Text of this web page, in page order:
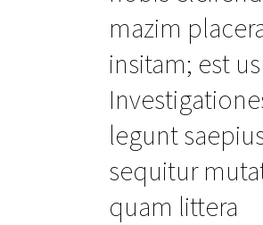
mazim
insitam; est
legunt
sequitur
quam littera